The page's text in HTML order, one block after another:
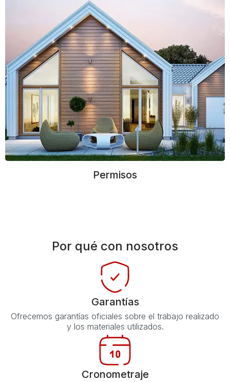
Permisos
Por qué con nosotros
Garantías
Ofrecemos garantías oficiales sobre el trabajo realizado
y los materiales utilizados.
Cronometraje